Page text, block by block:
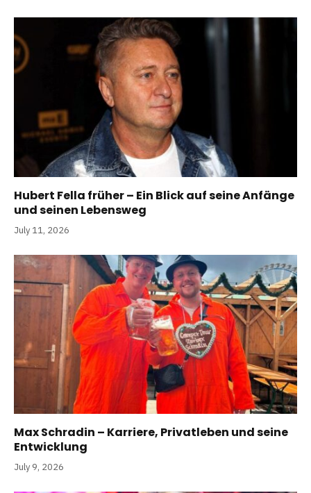
Hubert Fella früher – Ein Blick auf seine Anfänge
und seinen Lebensweg
July 11, 2026
Max Schradin – Karriere, Privatleben und seine
Entwicklung
July 9, 2026